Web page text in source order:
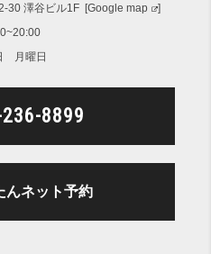
30 澤谷ビル1F [Google map
]
月曜日
8899
んネット予約